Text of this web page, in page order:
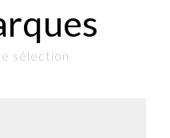
sélection